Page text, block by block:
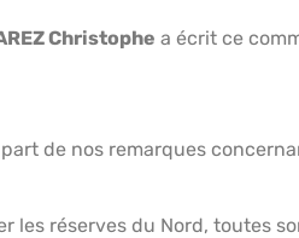
Christophe a écrit ce
de nos remarques
les réserves du Nord, toutes